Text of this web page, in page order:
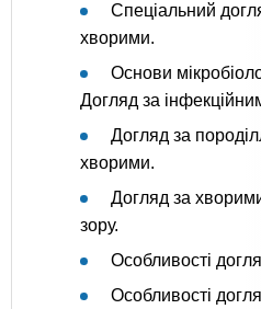
Спеціальний
хворими.
Основи
Догляд за
Догляд за
хворими.
Догляд за
зору.
Особливості
Особливості